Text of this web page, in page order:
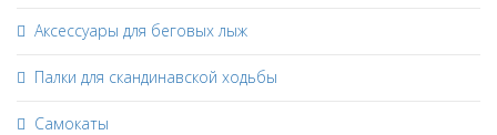
Аксессуары для беговых лыж
Палки для скандинавской ходьбы
Самокаты